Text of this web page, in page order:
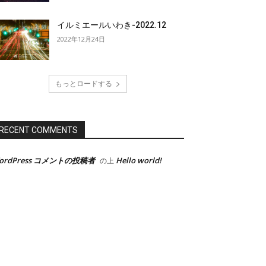
イルミエールいわき-2022.12
2022年12月24日
もっとロードする
COMMENTS
コメントの投稿者 の上 Hello world!